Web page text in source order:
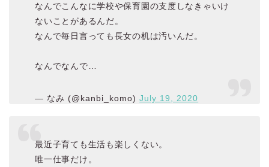
なんでこんなに学校や保育園の支度しなきゃいけ
ないことがあるんだ。
なんで毎日言っても長女の机は汚いんだ。
なんでなんで…
— なみ (@kanbi_komo)July 19, 2020
最近子育ても生活も楽しくない。
唯一仕事だけ。